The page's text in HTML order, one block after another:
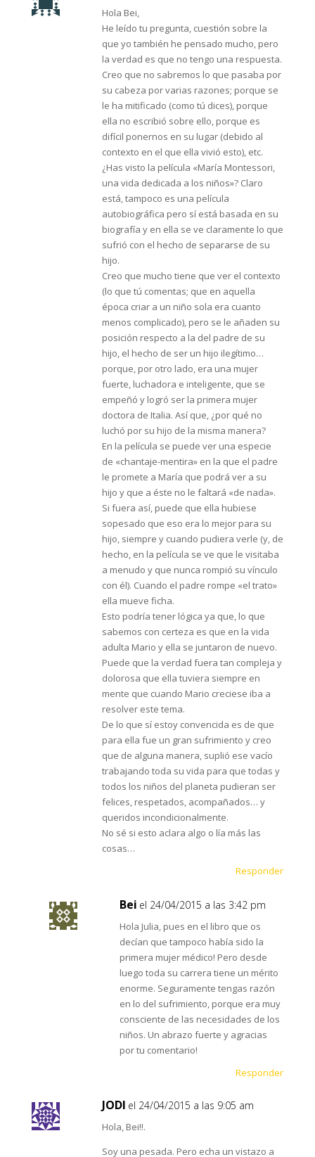
Hola Bei,
He leído tu pregunta, cuestión sobre la
que yo también he pensado mucho, pero
la verdad es que no tengo una respuesta.
Creo que no sabremos lo que pasaba por
su cabeza por varias razones; porque se
le ha mitificado (como tú dices), porque
ella no escribió sobre ello, porque es
difícil ponernos en su lugar (debido al
contexto en el que ella vivió esto), etc.
¿Has visto la película «María Montessori,
una vida dedicada a los niños»? Claro
está, tampoco es una película
autobiográfica pero sí está basada en su
biografía y en ella se ve claramente lo que
sufrió con el hecho de separarse de su
hijo.
Creo que mucho tiene que ver el contexto
(lo que tú comentas; que en aquella
época criar a un niño sola era cuanto
menos complicado), pero se le añaden su
posición respecto a la del padre de su
hijo, el hecho de ser un hijo ilegítimo…
porque, por otro lado, era una mujer
fuerte, luchadora e inteligente, que se
empeñó y logró ser la primera mujer
doctora de Italia. Así que, ¿por qué no
luchó por su hijo de la misma manera?
En la película se puede ver una especie
de «chantaje-mentira» en la que el padre
le promete a María que podrá ver a su
hijo y que a éste no le faltará «de nada».
Si fuera así, puede que ella hubiese
sopesado que eso era lo mejor para su
hijo, siempre y cuando pudiera verle (y, de
hecho, en la película se ve que le visitaba
a menudo y que nunca rompió su vínculo
con él). Cuando el padre rompe «el trato»
ella mueve ficha.
Esto podría tener lógica ya que, lo que
sabemos con certeza es que en la vida
adulta Mario y ella se juntaron de nuevo.
Puede que la verdad fuera tan compleja y
dolorosa que ella tuviera siempre en
mente que cuando Mario creciese iba a
resolver este tema.
De lo que sí estoy convencida es de que
para ella fue un gran sufrimiento y creo
que de alguna manera, suplió ese vacío
trabajando toda su vida para que todas y
todos los niños del planeta pudieran ser
felices, respetados, acompañados… y
queridos incondicionalmente.
No sé si esto aclara algo o lía más las
cosas…
Responder
Bei el 24/04/2015 a las 3:42 pm
Hola Julia, pues en el libro que os
decían que tampoco había sido la
primera mujer médico! Pero desde
luego toda su carrera tiene un mérito
enorme. Seguramente tengas razón
en lo del sufrimiento, porque era muy
consciente de las necesidades de los
niños. Un abrazo fuerte y agracias
por tu comentario!
Responder
JODI el 24/04/2015 a las 9:05 am
Hola, Bei!!.
Soy una pesada. Pero echa un vistazo a